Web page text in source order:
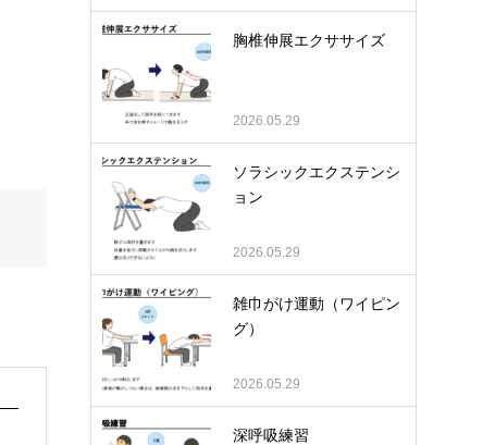
胸椎伸展エクササイズ
2026.05.29
ソラシックエクステンシ
ョン
2026.05.29
雑巾がけ運動（ワイピン
グ）
2026.05.29
深呼吸練習